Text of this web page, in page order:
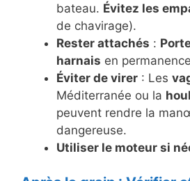
bateau. Évitez les
de chavirage).
Rester attachés :
harnais en
Éviter de virer : Les
Méditerranée ou la
peuvent rendre la
dangereuse.
Utiliser le moteur si